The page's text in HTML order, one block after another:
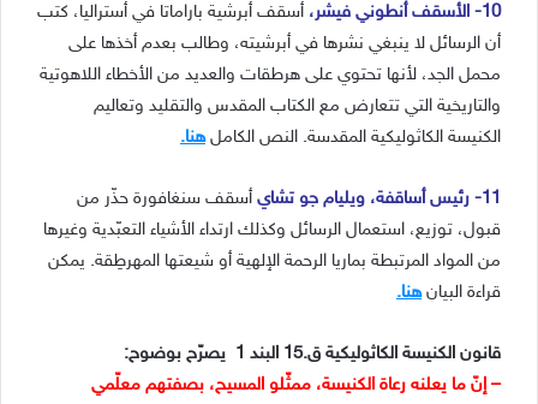
10- الأسقف أنطوني فيشر،
أسقف أبرشية باراماتا في أستراليا، كتب
أن الرسائل لا ينبغي نشرها في أبرشيته، وطالب بعدم أخذها على
محمل الجد، لأنها تحتوي على هرطقات والعديد من الأخطاء اللاهوتية
والتاريخية التي تتعارض مع الكتاب المقدس والتقليد وتعاليم
الكنيسة الكاثوليكية المقدسة. النص الكاملهنا.
11- رئيس أساقفة، ويليام جو تشاي
أسقف سنغافورة حذّر من
قبول، توزيع، استعمال الرسائل وكذلك ارتداء الأشياء التعبّدية وغيرها
من المواد المرتبطة بماريا الرحمة الإلهية أو شيعتها المهرطِقة. يمكن
قراءة البيانهنا.
قانون الكنيسة الكاثوليكية ق.15 البند 1 يصرّح بوضوح:
– إنّ ما يعلنه رعاة الكنيسة، ممثّلو المسيح، بصفتهم معلّمي